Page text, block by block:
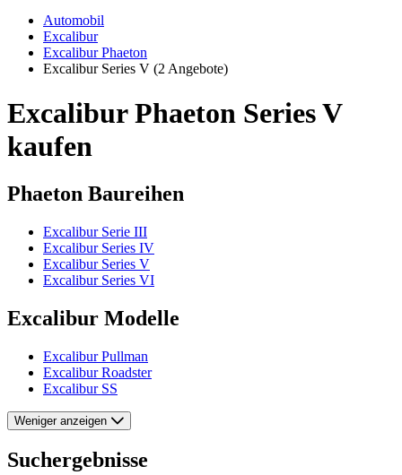
Automobil
Excalibur
Excalibur Phaeton
Excalibur Series V (2 Angebote)
Excalibur Phaeton Series V
kaufen
Phaeton Baureihen
Excalibur Serie III
Excalibur Series IV
Excalibur Series V
Excalibur Series VI
Excalibur Modelle
Excalibur Pullman
Excalibur Roadster
Excalibur SS
Weniger anzeigen
Suchergebnisse